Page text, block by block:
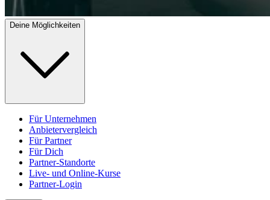
Deine Möglichkeiten
Für Unternehmen
Anbietervergleich
Für Partner
Für Dich
Partner-Standorte
Live- und Online-Kurse
Partner-Login